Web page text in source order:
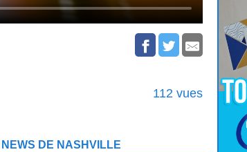
112 vues
DE NASHVILLE